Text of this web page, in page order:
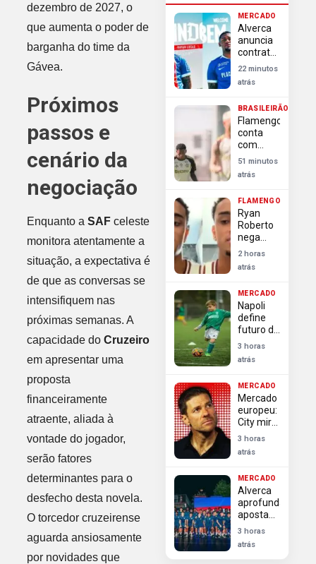
dezembro de 2027, o
que aumenta o poder de
barganha do time da
Gávea.
Próximos
passos e
cenário da
negociação
Enquanto a SAFceleste
monitora atentamente a
situação, a expectativa é
de que as conversas se
intensifiquem nas
próximas semanas. A
capacidade do Cruzeiro
em apresentar uma
proposta
financeiramente
atraente, aliada à
vontade do jogador,
serão fatores
determinantes para o
desfecho desta novela.
O torcedor cruzeirense
aguarda ansiosamente
por novidades que
MERCADO
Alverca
anuncia
contratação
definitiva
do
volante
Lucas,
ex-
Flamengo
22 minutos
atrás
BRASILEIRÃO
Flamengo
conta
com
retornos
de
Paquetá
para
enfrentar
o Vitória
no
Brasileirão
51 minutos
atrás
FLAMENGO
Ryan
Roberto
nega
exigências
em saída
do
e rebate
polêmicas
sobre
negociação
2 horas
atrás
MERCADO
Napoli
define
futuro de
Lukaku
para
avançar
Gabriel
Jesus
3 horas
atrás
MERCADO
Mercado
europeu:
City mira
Enzo
Fernández,
Chelsea
enxugar
elenco e
Lukaku
sondado
3 horas
atrás
MERCADO
Alverca
aprofunda
aposta
em
brasileiros
com ex-
3 horas
atrás